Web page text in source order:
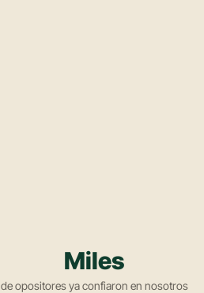
Miles
de opositores ya confiaron en nosotros